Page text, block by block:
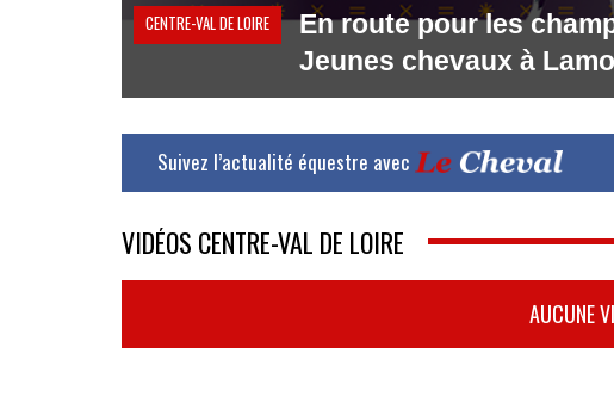
CENTRE-VAL DE LOIRE
En route pour les
Jeunes chevaux à
Suivez l’actualité équestre avec
VIDÉOS CENTRE-VAL DE LOIRE
AUCUNE